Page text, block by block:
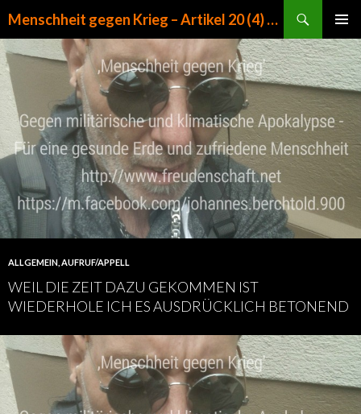
Menschheit gegen Krieg – Artikel 20 (4) GG
MENÜ
ALLGEMEIN AUFRUF/APPELL
WEIL DIE ZEIT DAZU GEKOMMEN IST
WIEDERHOLE ICH ES AUSDRÜCKLICH BETONEND